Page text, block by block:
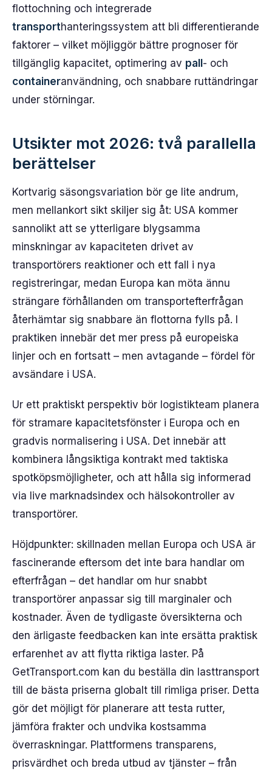
flottochning och integrerade
transporthanteringssystem att bli differentierande
faktorer – vilket möjliggör bättre prognoser för
tillgänglig kapacitet, optimering av pall - och
containeranvändning, och snabbare ruttändringar
under störningar.
Utsikter mot 2026: två parallella
berättelser
Kortvarig säsongsvariation bör ge lite andrum,
men mellankort sikt skiljer sig åt: USA kommer
sannolikt att se ytterligare blygsamma
minskningar av kapaciteten drivet av
transportörers reaktioner och ett fall i nya
registreringar, medan Europa kan möta ännu
strängare förhållanden om transportefterfrågan
återhämtar sig snabbare än flottorna fylls på. I
praktiken innebär det mer press på europeiska
linjer och en fortsatt – men avtagande – fördel för
avsändare i USA.
Ur ett praktiskt perspektiv bör logistikteam planera
för stramare kapacitetsfönster i Europa och en
gradvis normalisering i USA. Det innebär att
kombinera långsiktiga kontrakt med taktiska
spotköpsmöjligheter, och att hålla sig informerad
via live marknadsindex och hälsokontroller av
transportörer.
Höjdpunkter: skillnaden mellan Europa och USA är
fascinerande eftersom det inte bara handlar om
efterfrågan – det handlar om hur snabbt
transportörer anpassar sig till marginaler och
kostnader. Även de tydligaste översikterna och
den ärligaste feedbacken kan inte ersätta praktisk
erfarenhet av att flytta riktiga laster. På
GetTransport.com kan du beställa din lasttransport
till de bästa priserna globalt till rimliga priser. Detta
gör det möjligt för planerare att testa rutter,
jämföra frakter och undvika kostsamma
överraskningar. Plattformens transparens,
prisvärdhet och breda utbud av tjänster – från